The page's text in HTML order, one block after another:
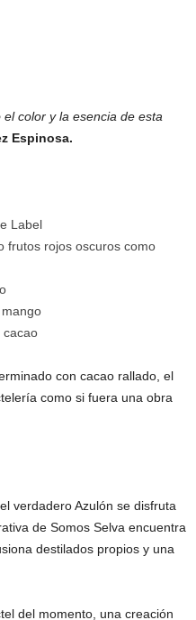
color y la esencia de esta
Espinosa.
Label
frutos rojos oscuros como
cacao
con cacao rallado, el
como si fuera una obra
verdadero Azulón se disfruta
de Somos Selva encuentra
destilados propios y una
del momento, una creación